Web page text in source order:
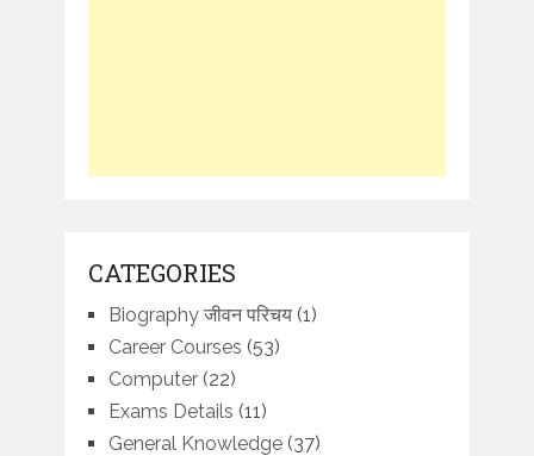
CATEGORIES
Biography जीवन परिचय(1)
Career Courses (53)
Computer(22)
Exams Details (11)
General Knowledge(37)